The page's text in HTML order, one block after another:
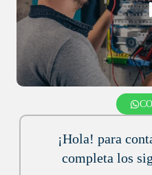
¡Hola! para
completa los